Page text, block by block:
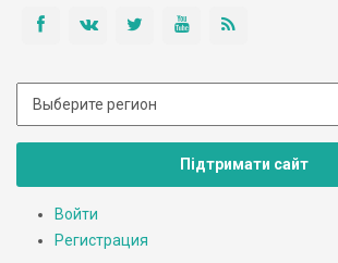
Підтримати сайт
Войти
Регистрация